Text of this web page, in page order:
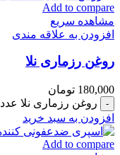
Add to compare
مشاهده سریع
افزودن به علاقه مندی
روغن رزماری نلا
180,000 تومان
روغن رزماری نلا عدد
افزودن به سبد خرید
Add to compare